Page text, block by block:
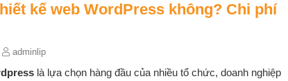
kế web WordPress không? Chi phí
adminlip
là lựa chọn hàng đầu của nhiều tổ chức, doanh nghiệp